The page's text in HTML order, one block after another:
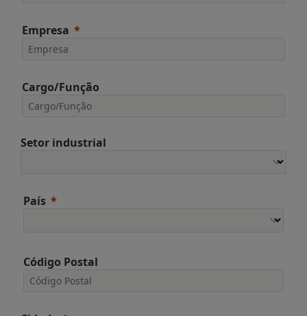
Empresa
Cargo/Função
Setor industrial
País
Código Postal